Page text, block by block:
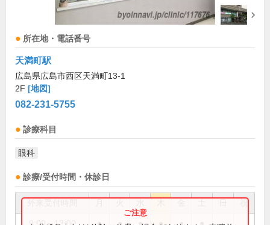
所在地・電話番号
天満町駅
広島県広島市西区天満町13-1
2F [地図]
082-231-5755
診療科目
眼科
診療/受付時間・休診日
祝